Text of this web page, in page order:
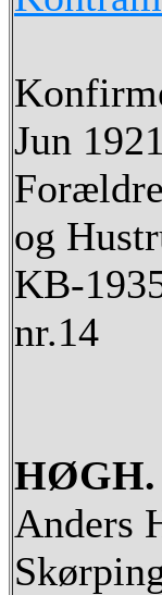
Jun
og
KB-
nr.14
HØGH.
Anders